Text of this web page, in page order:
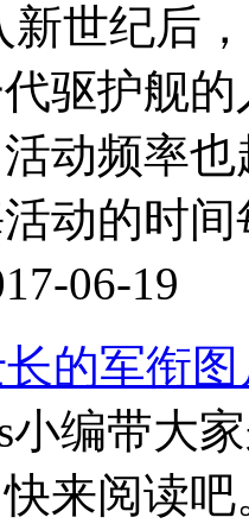
后，中
驱护舰
动频率
动的时
06-19
的军衔
带大家
快来阅